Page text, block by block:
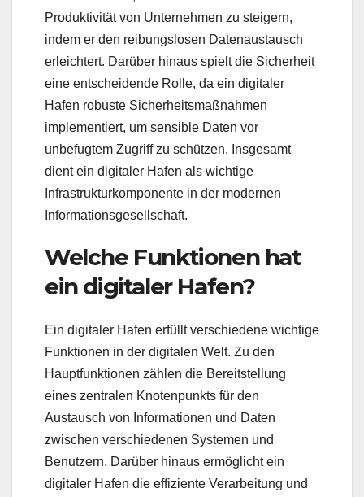
Produktivität von Unternehmen zu steigern,
indem er den reibungslosen Datenaustausch
erleichtert. Darüber hinaus spielt die Sicherheit
eine entscheidende Rolle, da ein digitaler
Hafen robuste Sicherheitsmaßnahmen
implementiert, um sensible Daten vor
unbefugtem Zugriff zu schützen. Insgesamt
dient ein digitaler Hafen als wichtige
Infrastrukturkomponente in der modernen
Informationsgesellschaft.
Welche Funktionen hat
ein digitaler Hafen?
Ein digitaler Hafen erfüllt verschiedene wichtige
Funktionen in der digitalen Welt. Zu den
Hauptfunktionen zählen die Bereitstellung
eines zentralen Knotenpunkts für den
Austausch von Informationen und Daten
zwischen verschiedenen Systemen und
Benutzern. Darüber hinaus ermöglicht ein
digitaler Hafen die effiziente Verarbeitung und